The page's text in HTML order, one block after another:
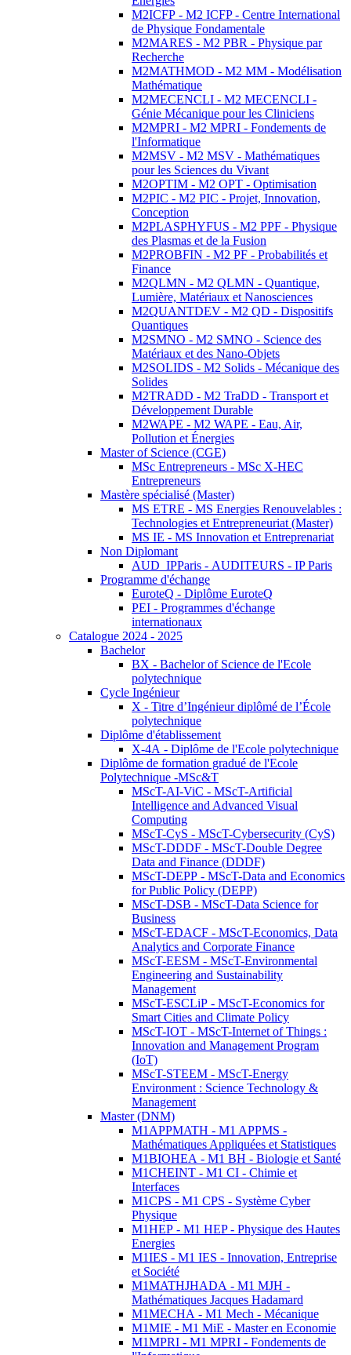
M2ICFP - M2 ICFP - Centre International
de Physique Fondamentale
M2MARES - M2 PBR - Physique par
Recherche
M2MATHMOD - M2 MM - Modélisation
Mathématique
M2MECENCLI - M2 MECENCLI -
Génie Mécanique pour les Cliniciens
M2MPRI - M2 MPRI - Fondements de
l'Informatique
M2MSV - M2 MSV - Mathématiques
pour les Sciences du Vivant
M2OPTIM - M2 OPT - Optimisation
M2PIC - M2 PIC - Projet, Innovation,
Conception
M2PLASPHYFUS - M2 PPF - Physique
des Plasmas et de la Fusion
M2PROBFIN - M2 PF - Probabilités et
Finance
M2QLMN - M2 QLMN - Quantique,
Lumière, Matériaux et Nanosciences
M2QUANTDEV - M2 QD - Dispositifs
Quantiques
M2SMNO - M2 SMNO - Science des
Matériaux et des Nano-Objets
M2SOLIDS - M2 Solids - Mécanique des
Solides
M2TRADD - M2 TraDD - Transport et
Développement Durable
M2WAPE - M2 WAPE - Eau, Air,
Pollution et Énergies
Master of Science (CGE)
MSc Entrepreneurs - MSc X-HEC
Entrepreneurs
Mastère spécialisé (Master)
MS ETRE - MS Energies Renouvelables :
Technologies et Entrepreneuriat (Master)
MS IE - MS Innovation et Entreprenariat
Non Diplomant
AUD_IPParis - AUDITEURS - IP Paris
Programme d'échange
EuroteQ - Diplôme EuroteQ
PEI - Programmes d'échange
internationaux
Catalogue 2024 - 2025
Bachelor
BX - Bachelor of Science de l'Ecole
polytechnique
Cycle Ingénieur
X - Titre d’Ingénieur diplômé de l’École
polytechnique
Diplôme d'établissement
X-4A - Diplôme de l'Ecole polytechnique
Diplôme de formation gradué de l'Ecole
Polytechnique -MSc&T
MScT-AI-ViC - MScT-Artificial
Intelligence and Advanced Visual
Computing
MScT-CyS - MScT-Cybersecurity (CyS)
MScT-DDDF - MScT-Double Degree
Data and Finance (DDDF)
MScT-DEPP - MScT-Data and Economics
for Public Policy (DEPP)
MScT-DSB - MScT-Data Science for
Business
MScT-EDACF - MScT-Economics, Data
Analytics and Corporate Finance
MScT-EESM - MScT-Environmental
Engineering and Sustainability
Management
MScT-ESCLiP - MScT-Economics for
Smart Cities and Climate Policy
MScT-IOT - MScT-Internet of Things :
Innovation and Management Program
(IoT)
MScT-STEEM - MScT-Energy
Environment : Science Technology &
Management
Master (DNM)
M1APPMATH - M1 APPMS -
Mathématiques Appliquées et Statistiques
M1BIOHEA - M1 BH - Biologie et Santé
M1CHEINT - M1 CI - Chimie et
Interfaces
M1CPS - M1 CPS - Système Cyber
Physique
M1HEP - M1 HEP - Physique des Hautes
Energies
M1IES - M1 IES - Innovation, Entreprise
et Société
M1MATHJHADA - M1 MJH -
Mathématiques Jacques Hadamard
M1MECHA - M1 Mech - Mécanique
M1MIE - M1 MiE - Master en Economie
M1MPRI - M1 MPRI - Fondements de